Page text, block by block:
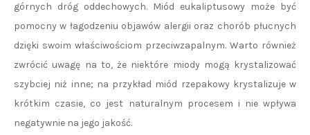
górnych dróg oddechowych. Miód eukaliptusowy może być
pomocny w łagodzeniu objawów alergii oraz chorób płucnych
dzięki swoim właściwościom przeciwzapalnym. Warto również
zwrócić uwagę na to, że niektóre miody mogą krystalizować
szybciej niż inne; na przykład miód rzepakowy krystalizuje w
krótkim czasie, co jest naturalnym procesem i nie wpływa
negatywnie na jego jakość.